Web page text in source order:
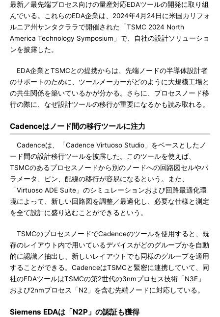
最新／最先端プロセス向けの量産対応EDAツールの開発に取り組
んでいる。これらのEDA企業は、2024年4月24日に米国カリフォ
ルニア州サンタクララで開催された「TSMC 2024 North
America Technology Symposium」で、自社の設計ソリューショ
ンを披露した。
EDA企業とTSMCとの提携からは、先端ノードの半導体設計者
のサポートのために、ツールメーカーがどのように大規模工場と
の共生関係を築いているかが分かる。さらに、プロセスノード移
行の際に、なぜ設計ツールの移行が重要になるかも読み取れる。
Cadenceはノード間の移行ツールに注力
Cadenceは、「Cadence Virtuoso Studio」をベースとしたノ
ード間の設計移行ツールを披露した。このツールを使えば、
TSMCのあるプロセスノードから別のノードへの回路図セルやパ
ラメータ、ピン、配線の移行が容易になるという。また、
「Virtuoso ADE Suite」のシミュレーションおよび回路最適化環
境によって、新しい回路図を調整／最適化し、必要な仕様と測定
を全て設計に盛り込むことができるという。
TSMCのプロセスノードでCadenceのツールを使用すると、既
存のレイアウト内で用いているデバイスがどのグループかを自動
的に認識／抽出し、新しいレイアウトでも同様のグループを適用
することができる。CadenceはTSMCと緊密に連携していて、同
社のEDAツールはTSMCの第2世代の3nmプロセス技術「N3E」
および2nmプロセス「N2」を含む先端ノードに対応している。
Siemens EDAは「N2P」の認証も獲得